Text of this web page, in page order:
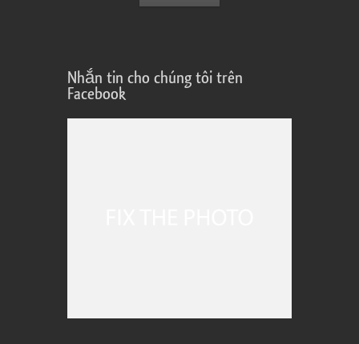
Nhắn tin cho chúng tôi trên
Facebook